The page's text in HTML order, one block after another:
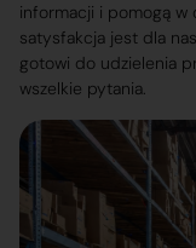
informacji i pomogą w
satysfakcja jest dla
gotowi do udzielenia
wszelkie pytania.